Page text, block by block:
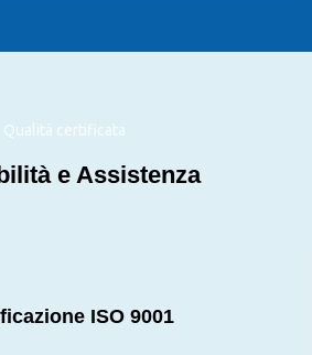
Qualità certificata
e Assistenza
ISO 9001